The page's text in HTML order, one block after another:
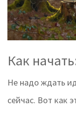
Как
Не надо ждать
сейчас. Вот как